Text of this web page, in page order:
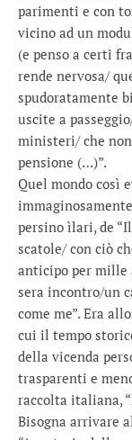
parimenti e con
vicino ad un
(e penso a certi
rende nervosa/
spudoratamente
uscite a
ministeri/ che
pensione (…)”.
Quel mondo così
persino ìlari, de
scatole/ con ciò
anticipo per mille
sera incontro/un
come me”. Era
cui il tempo
della vicenda
trasparenti e
raccolta italiana,
Bisogna arrivare